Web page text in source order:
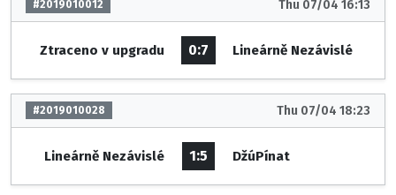
#2019010012 Thu 07/04 16:13
Ztraceno v upgradu 0:7 Lineárně Nezávislé
#2019010028 Thu 07/04 18:23
Lineárně Nezávislé 1:5 DžúPínat